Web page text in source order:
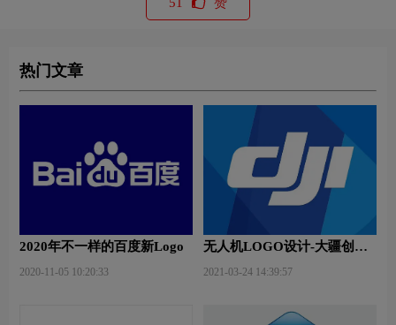
热门文章
2020年不一样的百度新Logo
2020-11-05 10:20:33
无人机LOGO设计-大疆创新
2021-03-24 14:39:57